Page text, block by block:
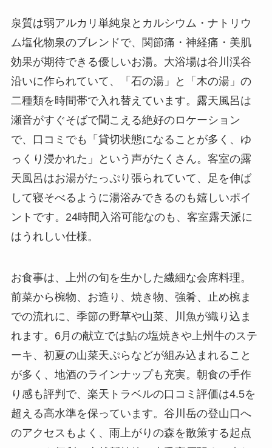
泉質は弱アルカリ単純泉とカルシウム・ナトリウ
ム塩化物泉のブレンドで、関節痛・神経痛・美肌
効果が期待できる優しいお湯。大浴場は谷川渓谷
沿いに作られていて、「石の湯」と「木の湯」の
二種類を時間帯で入れ替えています。露天風呂は
瀬音がすぐそばで聞こえる絶好のロケーション
で、口コミでも「貸切状態になることが多く、ゆ
っくり浸かれた」という声がたくさん。客室の露
天風呂はお湯がたっぷり張られていて、足を伸ば
して寝そべるように湯浴みできるのも嬉しいポイ
ントです。24時間入浴可能なのも、客室露天派に
はうれしい仕様。
お食事は、上州の旬を生かした繊細な会席料理。
前菜から椀物、お造り、焼き物、強肴、止め椀ま
での流れに、季節の野草や山菜、川魚が織り込ま
れます。6月の献立では鮎の塩焼きや上州牛のステ
ーキ、初夏の山菜天ぷらなどが組み込まれること
が多く、地酒のラインナップも充実。朝食の手作
り感も評判で、楽天トラベルの口コミ評価は4.5を
超える高水準を保っています。谷川岳の登山口へ
のアクセスもよく、雨上がりの森を散策する起点